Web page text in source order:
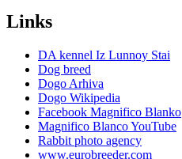
Links
DA kennel Iz Lunnoy Stai
Dog breed
Dogo Arhiva
Dogo Wikipedia
Facebook Magnifico Blanko
Magnifico Blanco YouTube
Rabbit photo agency
www.eurobreeder.com